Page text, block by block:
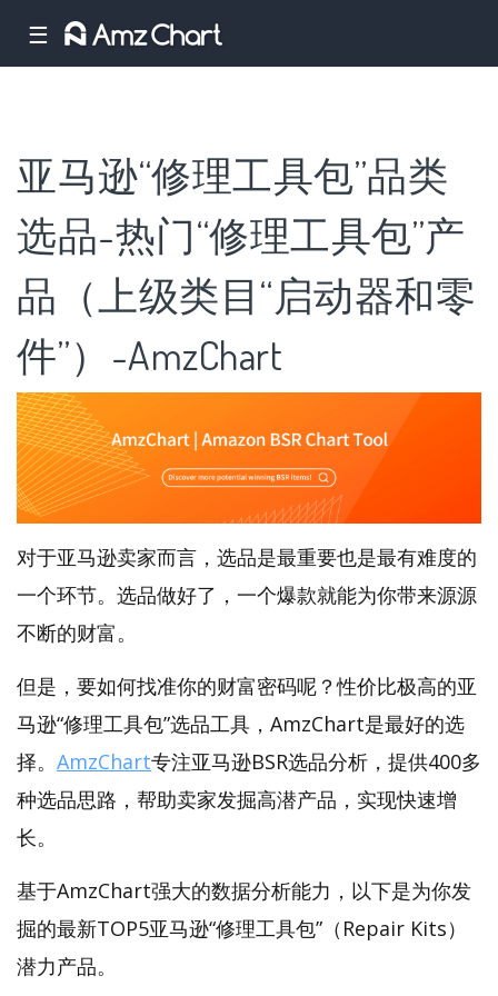
☰
亚马逊“修理工具包”品类
选品-热门“修理工具包”产
品（上级类目“启动器和零
件”）-AmzChart
对于亚马逊卖家而言，选品是最重要也是最有难度的
一个环节。选品做好了，一个爆款就能为你带来源源
不断的财富。
但是，要如何找准你的财富密码呢？性价比极高的亚
马逊“修理工具包”选品工具，AmzChart是最好的选
择。 AmzChart专注亚马逊BSR选品分析，提供400多
种选品思路，帮助卖家发掘高潜产品，实现快速增
长。
基于AmzChart强大的数据分析能力，以下是为你发
掘的最新TOP5亚马逊“修理工具包”（Repair Kits）
潜力产品。